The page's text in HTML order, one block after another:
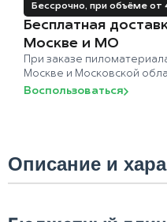
Бессрочно, при объёме от
Бесплатная
Москве и МО
При заказе
Москве и Московской
Воспользоваться
Описание и